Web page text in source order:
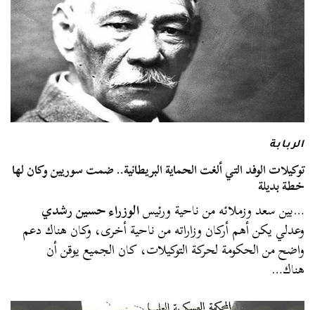
الربابة
توكيلات الوفد التي ألغت الحماية البريطانية.. ضمت سوريين وكان لها
خطة بديلة
…بين سعد وزملائه من ناحية ورئيسالوزراء حسين رشدي
وعدلي يكن أهم أركان وزاراته من ناحية أخرى، وكان هناك دعم
واضح من الحكومة لحركة التوكيلات، كان الجميع يوقن أن
هناك…